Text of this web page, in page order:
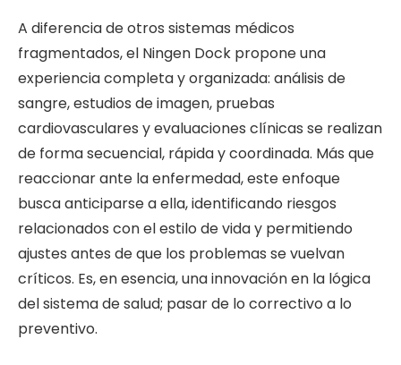
A diferencia de otros sistemas médicos
fragmentados, el Ningen Dock propone una
experiencia completa y organizada: análisis de
sangre, estudios de imagen, pruebas
cardiovasculares y evaluaciones clínicas se realizan
de forma secuencial, rápida y coordinada. Más que
reaccionar ante la enfermedad, este enfoque
busca anticiparse a ella, identificando riesgos
relacionados con el estilo de vida y permitiendo
ajustes antes de que los problemas se vuelvan
críticos. Es, en esencia, una innovación en la lógica
del sistema de salud; pasar de lo correctivo a lo
preventivo.